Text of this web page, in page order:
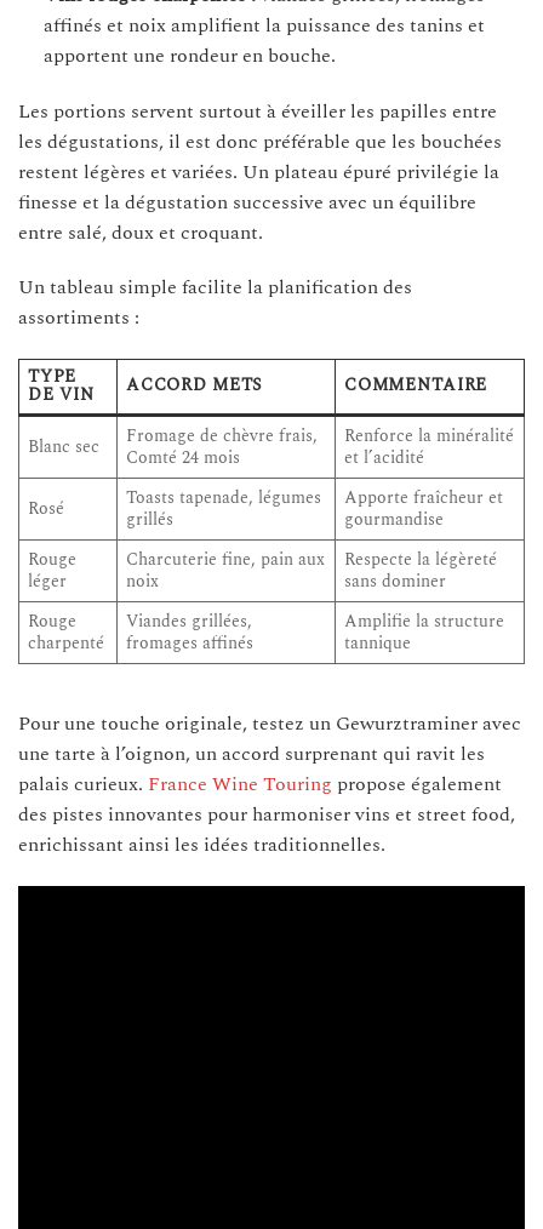
affinés et noix amplifient la puissance des tanins et
apportent une rondeur en bouche.
Les portions servent surtout à éveiller les papilles entre
les dégustations, il est donc préférable que les bouchées
restent légères et variées. Un plateau épuré privilégie la
finesse et la dégustation successive avec un équilibre
entre salé, doux et croquant.
Un tableau simple facilite la planification des
assortiments :
TYPE
DE VIN ACCORD METS COMMENTAIRE
Blanc sec
Fromage de chèvre frais,
Comté 24 mois
Renforce la minéralité
et l’acidité
Rosé
Toasts tapenade, légumes
grillés
Apporte fraîcheur et
gourmandise
Rouge
léger
Charcuterie fine, pain aux
noix
Respecte la légèreté
sans dominer
Rouge
charpenté
Viandes grillées,
fromages affinés
Amplifie la structure
tannique
Pour une touche originale, testez un Gewurztraminer avec
une tarte à l’oignon, un accord surprenant qui ravit les
palais curieux. France Wine Touring propose également
des pistes innovantes pour harmoniser vins et street food,
enrichissant ainsi les idées traditionnelles.